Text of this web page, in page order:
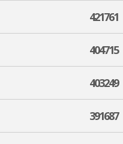
421761
404715
403249
391687